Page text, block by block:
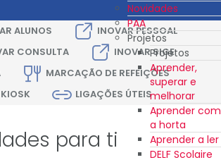
Novidades
PAA
Projetos
Projetos
Aprender,
superar e
melhorar
Aprender com
a horta
Aprender a ler
DELF Scolaire
ALUNOS
INOVAR PESSOAL
CONSULTA
INOVAR SIGE
MARCAÇÃO DE REFEIÇÕES
KIOSK
LIGAÇÕES ÚTEIS
para ti